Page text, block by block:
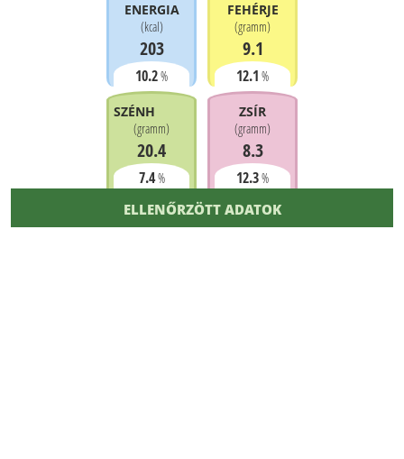
ENERGIA
(kcal)
203
10.2%
FEHÉRJE
(gramm)
9.1
12.1 %
SZÉNHIDRÁT
(gramm)
20.4
7.4%
ZSÍR
(gramm)
8.3
12.3%
ELLENŐRZÖTT ADATOK